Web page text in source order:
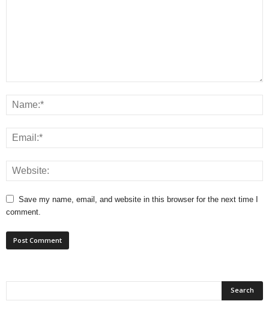
Save my name, email, and website in this browser for the next time I
comment.